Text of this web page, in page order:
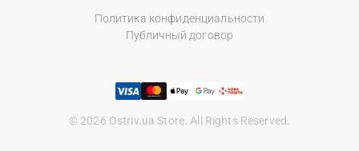
Политика конфиденциальности
Публичный договор
© 2026 Ostriv.ua Store. All Rights Reserved.